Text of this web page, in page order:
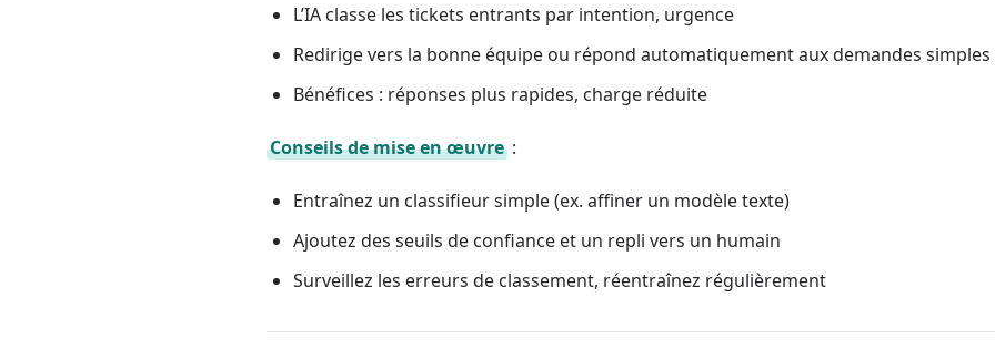
L’IA classe les tickets entrants par intention, urgence
Redirige vers la bonne équipe ou répond automatiquement aux demandes simples
Bénéfices : réponses plus rapides, charge réduite
Conseils de mise en œuvre :
Entraînez un classifieur simple (ex. affiner un modèle texte)
Ajoutez des seuils de confiance et un repli vers un humain
Surveillez les erreurs de classement, réentraînez régulièrement